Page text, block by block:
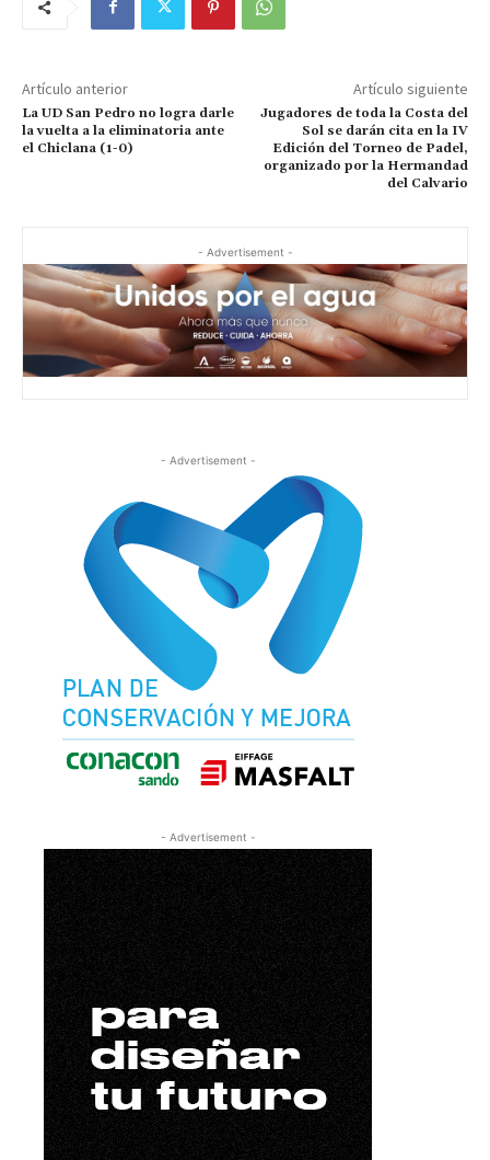
Artículo anterior
La UD San Pedro no logra darle
la vuelta a la eliminatoria ante
el Chiclana (1-0)
Artículo siguiente
Jugadores de toda la Costa del
Sol se darán cita en la IV
Edición del Torneo de Padel,
organizado por la Hermandad
del Calvario
- Advertisement -
- Advertisement -
- Advertisement -